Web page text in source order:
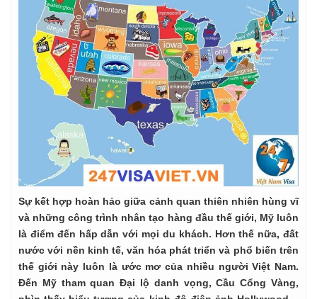
Sự kết hợp hoàn hảo giữa cảnh quan thiên nhiên hùng vĩ
và những công trình nhân tạo hàng đầu thế giới, Mỹ luôn
là điểm đến hấp dẫn với mọi du khách. Hơn thế nữa, đất
nước với nền kinh tế, văn hóa phát triển và phổ biến trên
thế giới này luôn là ước mơ của nhiều người Việt Nam.
Đến Mỹ tham quan Đại lộ danh vọng, Cầu Cổng Vàng,